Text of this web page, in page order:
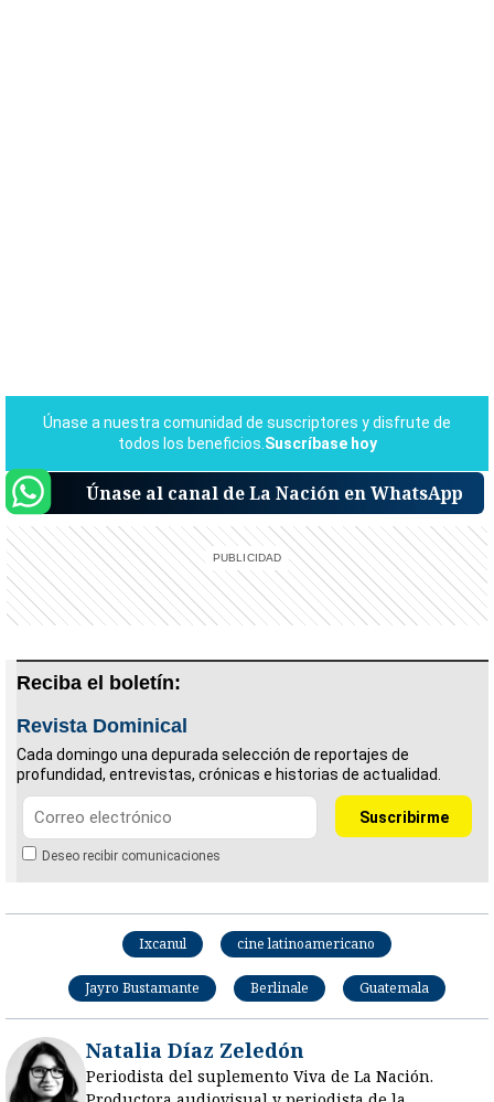
Únase al canal de La Nación en WhatsApp
Reciba el boletín:
Revista Dominical
Cada domingo una depurada selección de reportajes de
profundidad, entrevistas, crónicas e historias de actualidad.
Deseo recibir comunicaciones
Ixcanul cine latinoamericano
Jayro Bustamante Berlinale Guatemala
Natalia Díaz Zeledón
Periodista del suplemento Viva de La Nación.